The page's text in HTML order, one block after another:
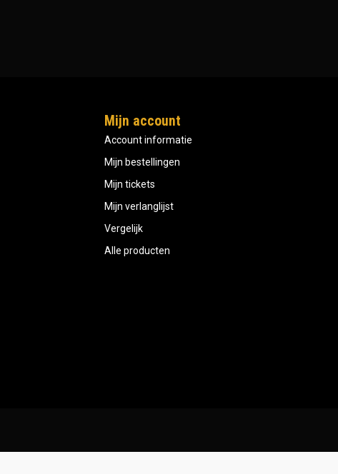
Mijn account
Account informatie
Mijn bestellingen
Mijn tickets
Mijn verlanglijst
Vergelijk
Alle producten